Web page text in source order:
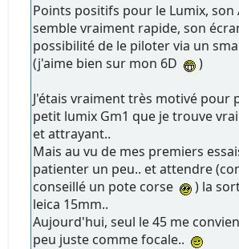
Points positifs pour le Lumix, son
semble vraiment rapide, son
possibilité de le piloter via un
(j'aime bien sur mon 6D
)
J'étais vraiment très motivé pour
petit lumix Gm1 que je trouve
et attrayant..
Mais au vu de mes premiers
patienter un peu.. et attendre
conseillé un pote corse
) la
leica 15mm..
Aujourd'hui, seul le 45 me
peu juste comme focale..